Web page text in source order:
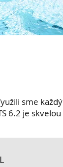
sme každý
6.2 je skvelou